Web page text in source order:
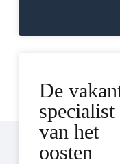
De
specialist
van het
oosten